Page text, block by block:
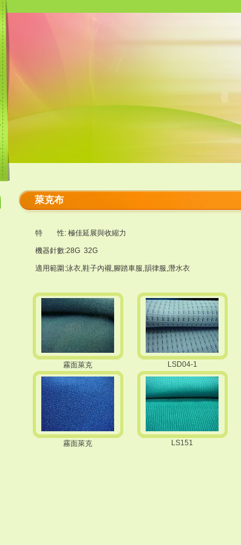
萊克布
特 性: 極佳延展與收縮力
機器針數:28G 32G
適用範圍:泳衣,鞋子內襯,腳踏車服,韻律服,潛水衣
霧面萊克 LSD04-1
霧面萊克 LS151